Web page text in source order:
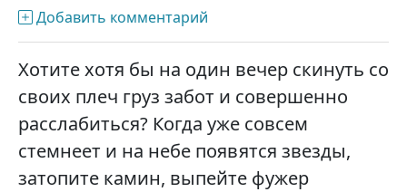
Добавить комментарий
Хотите хотя бы на один вечер скинуть со
своих плеч груз забот и совершенно
расслабиться? Когда уже совсем
стемнеет и на небе появятся звезды,
затопите камин, выпейте фужер